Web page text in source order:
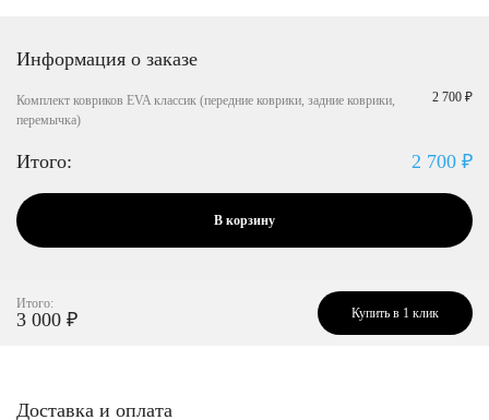
Информация о заказе
Комплект ковриков EVA классик (передние коврики, задние коврики,
перемычка)
2 700 ₽
Итого: 2 700 ₽
В корзину
Итого:
3 000 ₽ Купить в 1 клик
Доставка и оплата